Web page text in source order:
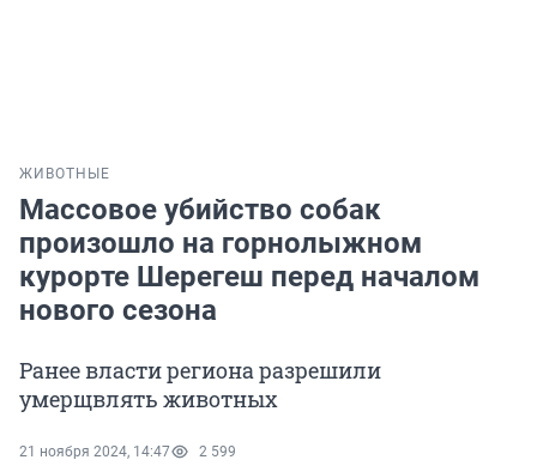
ЖИВОТНЫЕ
Массовое убийство собак
произошло на горнолыжном
курорте Шерегеш перед началом
нового сезона
Ранее власти региона разрешили
умерщвлять животных
21 ноября 2024, 14:47 2 599